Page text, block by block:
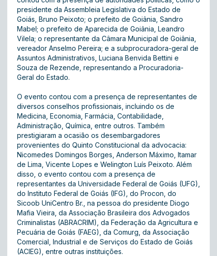
presidente da Assembleia Legislativa do Estado de
Goiás, Bruno Peixoto; o prefeito de Goiânia, Sandro
Mabel; o prefeito de Aparecida de Goiânia, Leandro
Vilela; o representante da Câmara Municipal de Goiânia,
vereador Anselmo Pereira; e a subprocuradora-geral de
Assuntos Administrativos, Luciana Benvida Bettini e
Souza de Rezende, representando a Procuradoria-
Geral do Estado.
O evento contou com a presença de representantes de
diversos conselhos profissionais, incluindo os de
Medicina, Economia, Farmácia, Contabilidade,
Administração, Química, entre outros. Também
prestigiaram a ocasião os desembargadores
provenientes do Quinto Constitucional da advocacia:
Nicomedes Domingos Borges, Anderson Máximo, Itamar
de Lima, Vicente Lopes e Welington Luís Peixoto. Além
disso, o evento contou com a presença de
representantes da Universidade Federal de Goiás (UFG),
do Instituto Federal de Goiás (IFG), do Procon, do
Sicoob UniCentro Br., na pessoa do presidente Diogo
Mafia Vieira, da Associação Brasileira dos Advogados
Criminalistas (ABRACRIM), da Federação da Agricultura e
Pecuária de Goiás (FAEG), da Comurg, da Associação
Comercial, Industrial e de Serviços do Estado de Goiás
(ACIEG), entre outras instituições.